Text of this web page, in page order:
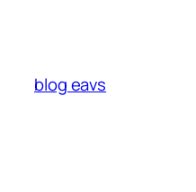
blog eavs